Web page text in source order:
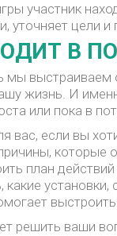
участник
уточняет цели
В
выстраиваем
жизнь. И
или пока в
вас, если вы
которые
план
какие
решить ваши